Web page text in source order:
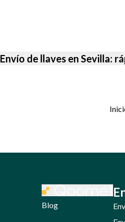
Envío de llaves en Sevilla:
Blog